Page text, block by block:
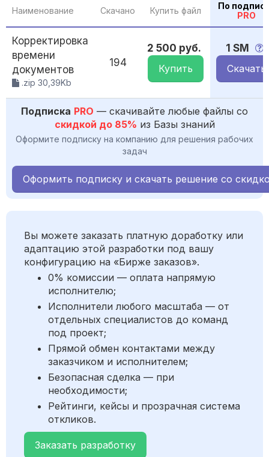
Наименование Скачано Купить файл
По
PRO
Корректировка
времени
документов
.zip 30,39Kb
194
2 500 руб.
Купить
1 SM
Скачать
Подписка PRO — скачивайте любые файлы со
скидкой до 85% из Базы знаний
Оформите подписку на компанию для решения рабочих
задач
Оформить подписку и скачать решение со
Вы можете заказать платную доработку или
адаптацию этой разработки под вашу
конфигурацию на «Бирже заказов».
0% комиссии — оплата напрямую
исполнителю;
Исполнители любого масштаба — от
отдельных специалистов до команд
под проект;
Прямой обмен контактами между
заказчиком и исполнителем;
Безопасная сделка — при
необходимости;
Рейтинги, кейсы и прозрачная система
откликов.
Заказать разработку